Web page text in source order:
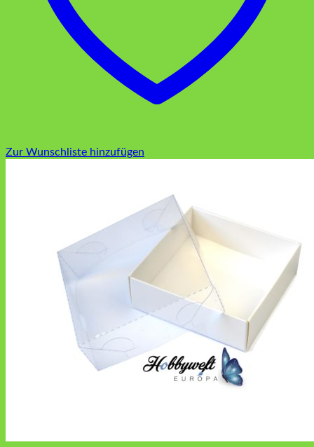
Zur Wunschliste hinzufügen